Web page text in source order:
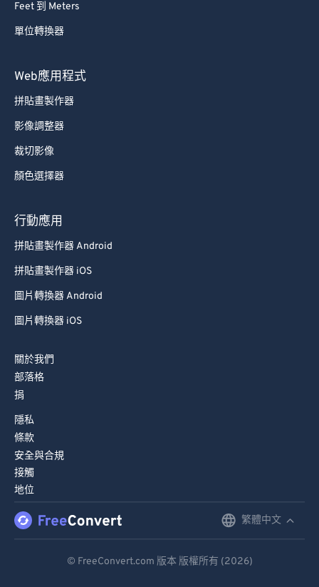
Feet 到 Meters
單位轉換器
Web應用程式
拼貼畫製作器
影像調整器
裁切影像
顏色選擇器
行動應用
拼貼畫製作器 Android
拼貼畫製作器 iOS
圖片轉換器 Android
圖片轉換器 iOS
關於我們
部落格
捐
隱私
條款
安全與合規
接觸
地位
繁體中文
© FreeConvert.com 版本 版權所有 (2026)